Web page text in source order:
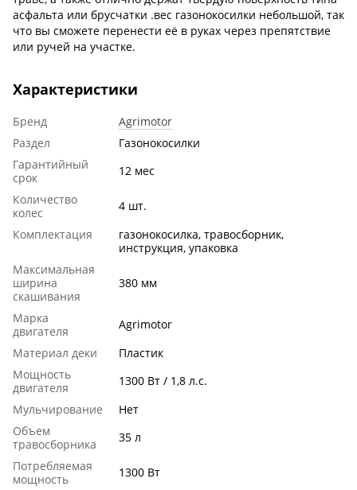
асфальта или брусчатки .вес газонокосилки небольшой, так
что вы сможете перенести её в руках через препятствие
или ручей на участке.
Характеристики
Бренд
Agrimotor
Раздел
Газонокосилки
Гарантийный
срок
12 мес
Количество
колес
4 шт.
Комплектация
газонокосилка, травосборник,
инструкция, упаковка
Максимальная
ширина
скашивания
380 мм
Марка
двигателя
Agrimotor
Материал деки
Пластик
Мощность
двигателя
1300 Вт / 1,8 л.с.
Мульчирование
Нет
Объем
травосборника
35 л
Потребляемая
мощность
1300 Вт